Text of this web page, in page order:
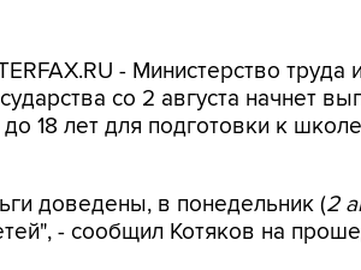
- Министерство
со 2 августа начнет
18 лет для подготовки к
доведены, в понедельник (2
- сообщил Котяков на